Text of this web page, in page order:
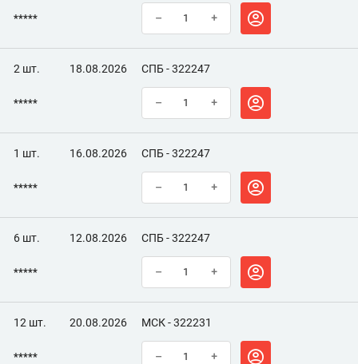
***** – +
2 шт. 18.08.2026 СПБ - 322247
***** – +
1 шт. 16.08.2026 СПБ - 322247
***** – +
6 шт. 12.08.2026 СПБ - 322247
***** – +
12 шт. 20.08.2026 МСК - 322231
***** – +